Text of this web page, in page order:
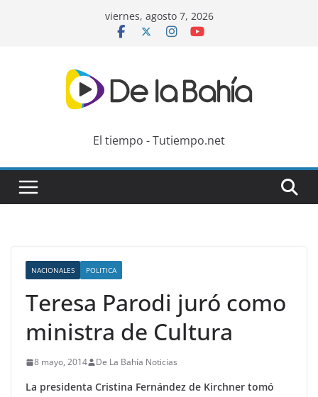
viernes, agosto 7, 2026
El tiempo - Tutiempo.net
NACIONALES POLITICA
Teresa Parodi juró como
ministra de Cultura
8 mayo, 2014 De La Bahía Noticias
La presidenta Cristina Fernández de Kirchner tomó